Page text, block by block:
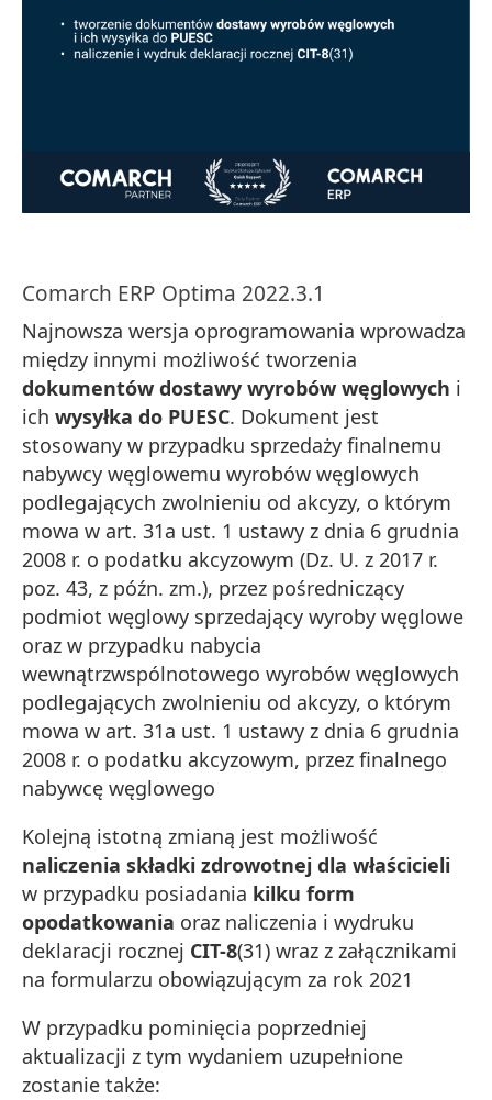
Comarch ERP Optima 2022.3.1
Najnowsza wersja oprogramowania wprowadza
między innymi możliwość tworzenia
dokumentów dostawy wyrobów węglowych i
ich wysyłka do PUESC. Dokument jest
stosowany w przypadku sprzedaży finalnemu
nabywcy węglowemu wyrobów węglowych
podlegających zwolnieniu od akcyzy, o którym
mowa w art. 31a ust. 1 ustawy z dnia 6 grudnia
2008 r. o podatku akcyzowym (Dz. U. z 2017 r.
poz. 43, z późn. zm.), przez pośredniczący
podmiot węglowy sprzedający wyroby węglowe
oraz w przypadku nabycia
wewnątrzwspólnotowego wyrobów węglowych
podlegających zwolnieniu od akcyzy, o którym
mowa w art. 31a ust. 1 ustawy z dnia 6 grudnia
2008 r. o podatku akcyzowym, przez finalnego
nabywcę węglowego
Kolejną istotną zmianą jest możliwość
naliczenia składki zdrowotnej dla właścicieli
w przypadku posiadania kilku form
opodatkowania oraz naliczenia i wydruku
deklaracji rocznej CIT-8(31) wraz z załącznikami
na formularzu obowiązującym za rok 2021
W przypadku pominięcia poprzedniej
aktualizacji z tym wydaniem uzupełnione
zostanie także: